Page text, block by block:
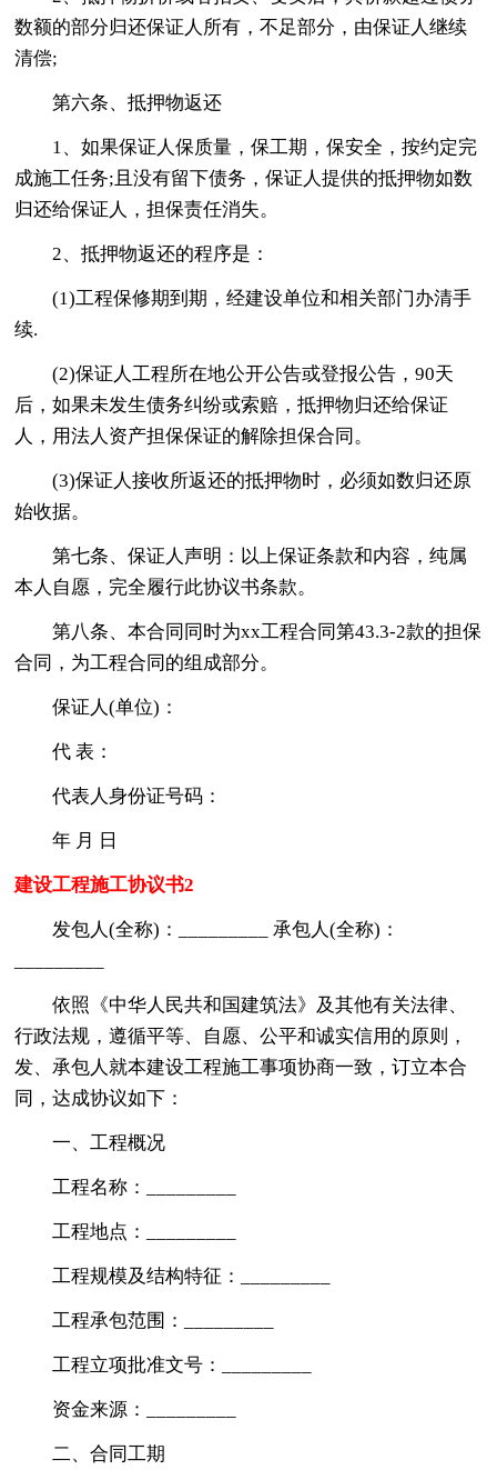
数额的部分归还保证人所有，不足部分，由保证人继续
清偿;
第六条、抵押物返还
1、如果保证人保质量，保工期，保安全，按约定完
成施工任务;且没有留下债务，保证人提供的抵押物如数
归还给保证人，担保责任消失。
2、抵押物返还的程序是：
(1)工程保修期到期，经建设单位和相关部门办清手
续.
(2)保证人工程所在地公开公告或登报公告，90天
后，如果未发生债务纠纷或索赔，抵押物归还给保证
人，用法人资产担保保证的解除担保合同。
(3)保证人接收所返还的抵押物时，必须如数归还原
始收据。
第七条、保证人声明：以上保证条款和内容，纯属
本人自愿，完全履行此协议书条款。
第八条、本合同同时为xx工程合同第43.3-2款的担保
合同，为工程合同的组成部分。
保证人(单位)：
代 表：
代表人身份证号码：
年 月 日
建设工程施工协议书2
发包人(全称)：_________ 承包人(全称)：
依照《中华人民共和国建筑法》及其他有关法律、
行政法规，遵循平等、自愿、公平和诚实信用的原则，
发、承包人就本建设工程施工事项协商一致，订立本合
同，达成协议如下：
一、工程概况
工程名称：_________
工程地点：_________
工程规模及结构特征：_________
工程承包范围：_________
工程立项批准文号：_________
资金来源：_________
二、合同工期